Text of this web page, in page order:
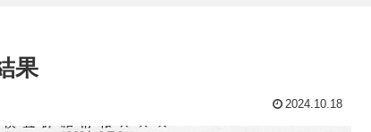
果
2024.10.18